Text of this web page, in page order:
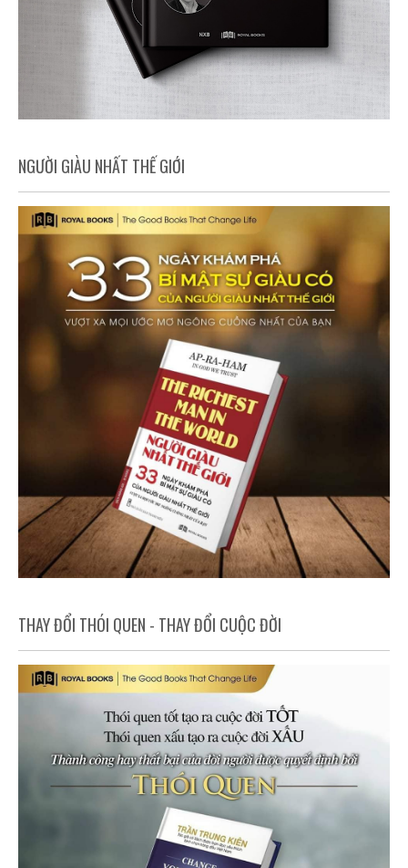
NGƯỜI GIÀU NHẤT THẾ GIỚI
THAY ĐỔI THÓI QUEN - THAY ĐỔI CUỘC ĐỜI